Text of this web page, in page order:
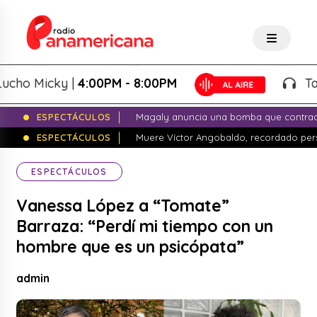
Micky |4:00PM - 8:00PM
ESPECTÁCULOS
Magaly anuncia una bomba que
ESPECTÁCULOS
Muere Víctor Angobaldo, recordado
ESPECTÁCULOS
Vanessa López a “Tomate”
Barraza: “Perdí mi tiempo con un
hombre que es un psicópata”
admin